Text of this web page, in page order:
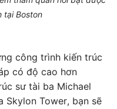
tại Boston
công trình kiến trúc
có độ cao hơn
sư tài ba Michael
Skylon Tower, bạn sẽ